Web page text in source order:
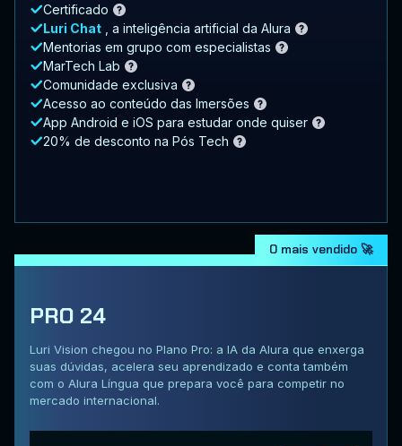
Certificado
Luri Chat
, a inteligência artificial da Alura
Mentorias em grupo com especialistas
MarTech Lab
Comunidade exclusiva
Acesso ao conteúdo das Imersões
App Android e iOS para estudar onde quiser
20% de desconto na Pós Tech
O mais vendido 🚀
PRO 24
Luri Vision chegou no Plano Pro: a IA da Alura que enxerga
suas dúvidas, acelera seu aprendizado e conta também
com o Alura Língua que prepara você para competir no
mercado internacional.